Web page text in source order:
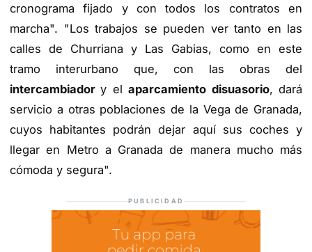
cronograma fijado y con todos los contratos en
marcha". "Los trabajos se pueden ver tanto en las
calles de Churriana y Las Gabias, como en este
tramo interurbano que, con las obras del
intercambiadory elaparcamiento disuasorio, dará
servicio a otras poblaciones de la Vega de Granada,
cuyos habitantes podrán dejar aquí sus coches y
llegar en Metro a Granada de manera mucho más
cómoda y segura".
PUBLICIDAD